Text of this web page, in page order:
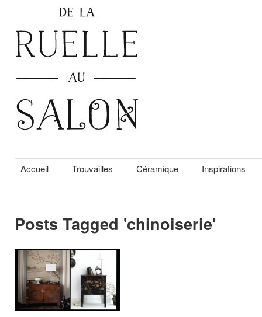
Accueil Trouvailles Céramique Inspirations
Posts Tagged 'chinoiserie'